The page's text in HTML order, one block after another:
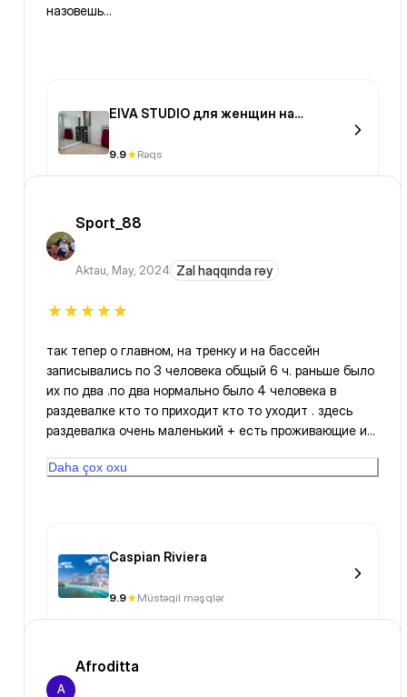
назовешь...
EIVA STUDIO для женщин на
9.9 Rəqs
Sport_88
Aktau, May, 2024 Zal haqqında rəy
так тепер о главном, на тренку и на бассейн
записывались по 3 человека общый 6 ч. раньше было
их по два .по два нормально было 4 человека в
раздевалке кто то приходит кто то уходит . здесь
раздевалка очень маленький + есть проживающие и
оставить 2+2 человека записи ,а так в раздевалке
приятно ждать душ итд.
Daha çox oxu
Caspian Riviera
9.9 Müstəqil məşqlər
A
Afroditta